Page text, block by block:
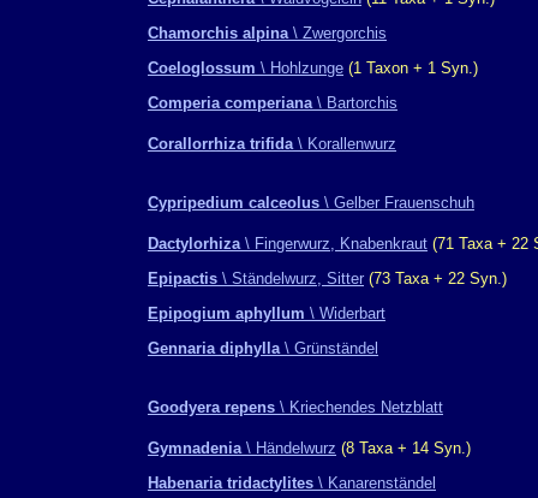
Chamorchis alpina \ Zwergorchis
Coeloglossum \ Hohlzunge (1 Taxon + 1 Syn.)
Comperia comperiana \ Bartorchis
Corallorrhiza trifida \ Korallenwurz
Cypripedium calceolus \ Gelber Frauenschuh
Dactylorhiza \ Fingerwurz, Knabenkraut (71 Taxa + 22
Epipactis \ Ständelwurz, Sitter (73 Taxa + 22 Syn.)
Epipogium aphyllum \ Widerbart
Gennaria diphylla \ Grünständel
Goodyera repens \ Kriechendes Netzblatt
Gymnadenia \ Händelwurz (8 Taxa + 14 Syn.)
Habenaria tridactylites \ Kanarenständel